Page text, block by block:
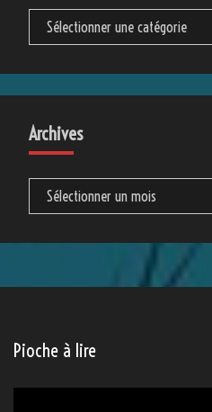
Catégories
Archives
Archives
Pioche à lire